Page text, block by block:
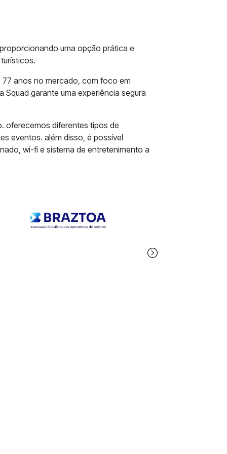
uma opção prática e
77 anos no mercado, com foco em
garante uma experiência segura
oferecemos diferentes tipos de
eventos. além disso, é possível
wi-fi e sistema de entretenimento a